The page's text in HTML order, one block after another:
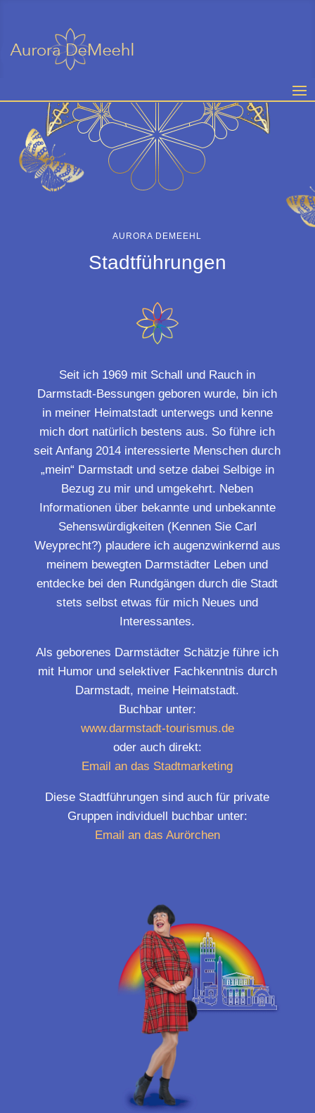
AURORA DEMEEHL
Stadtführungen
Seit ich 1969 mit Schall und Rauch in
Darmstadt-Bessungen geboren wurde, bin ich
in meiner Heimatstadt unterwegs und kenne
mich dort natürlich bestens aus. So führe ich
seit Anfang 2014 interessierte Menschen durch
„mein“ Darmstadt und setze dabei Selbige in
Bezug zu mir und umgekehrt. Neben
Informationen über bekannte und unbekannte
Sehenswürdigkeiten (Kennen Sie Carl
Weyprecht?) plaudere ich augenzwinkernd aus
meinem bewegten Darmstädter Leben und
entdecke bei den Rundgängen durch die Stadt
stets selbst etwas für mich Neues und
Interessantes.
Als geborenes Darmstädter Schätzje führe ich
mit Humor und selektiver Fachkenntnis durch
Darmstadt, meine Heimatstadt.
Buchbar unter:
www.darmstadt-tourismus.de
oder auch direkt:
Email an das Stadtmarketing
Diese Stadtführungen sind auch für private
Gruppen individuell buchbar unter:
Email an das Aurörchen